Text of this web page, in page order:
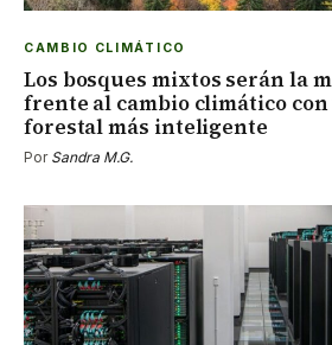
CAMBIO CLIMÁTICO
Los bosques mixtos serán la
frente al cambio climático
forestal más inteligente
Por Sandra M.G.